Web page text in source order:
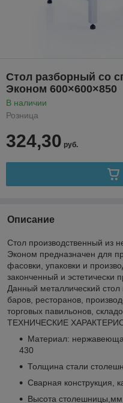
Стол разборный со
Эконом 600×600×850
В наличии
Розница
324,30 руб.
Описание
Стол производственный из
Эконом предназначен для
фасовки, упаковки и
законченный и эстетически
Данный металлический
баров, ресторанов,
торговых павильонов,
ТЕХНИЧЕСКИЕ
Материал:
430
Толщина стали
Сварная конструкция,
Высота